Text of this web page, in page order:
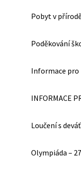
Pobyt v
Poděkování
Informace pro
INFORMACE
Loučení s
Olympiáda –